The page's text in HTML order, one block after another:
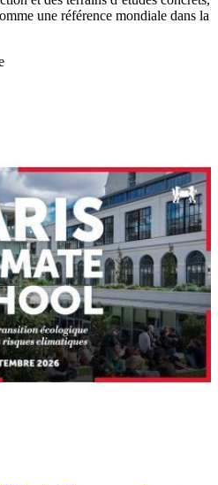
une référence mondiale dans la